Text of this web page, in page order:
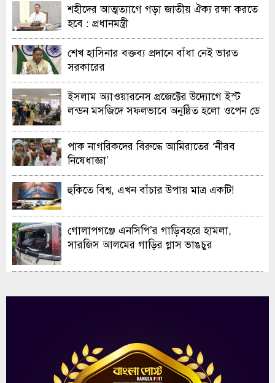
শহীদের আত্মত্যাগে গড়া জাতীয় ঐক্য রক্ষা করতে
হবে : প্রধানমন্ত্রী
শেখ হাসিনার বক্তব্য প্রদানে বাঁধা নেই ভারত
সরকারের
ইসলাম অ্যাওয়ারনেস প্রজেক্টের উদ্যোগে ইস্ট
লন্ডন মসজিদে সফলভাবে অনুষ্ঠিত হলো ওপেন ডে
পাক নাগরিকদের বিরুদ্ধে আমিরাতের ‘নীরব
নিষেধাজ্ঞা’
হুকিতে বিশ্ব, এখন বাঁচার উপায় মাত্র একটি!
গোলাপগঞ্জে এনসিপি’র গাড়িবহরে হামলা,
সারজিস আলমের গাড়ির গ্লাস ভাঙচুর